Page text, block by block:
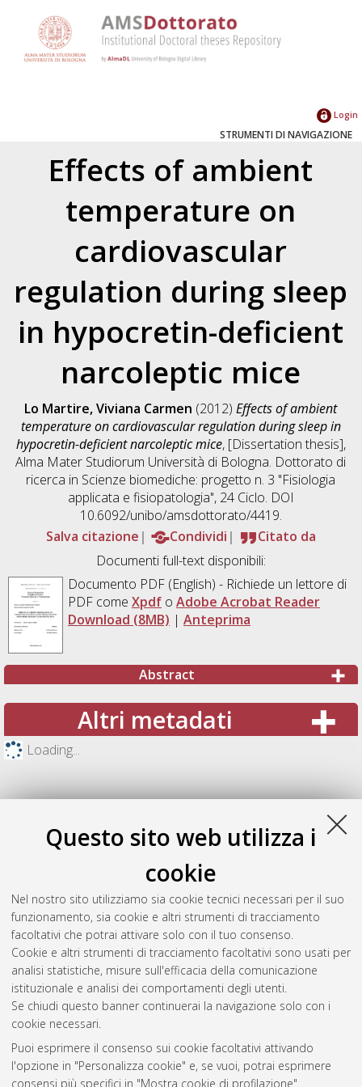
Questo sito web utilizza i
cookie
Nel nostro sito utilizziamo sia cookie tecnici necessari per il suo
funzionamento, sia cookie e altri strumenti di tracciamento
facoltativi che potrai attivare solo con il tuo consenso.
Cookie e altri strumenti di tracciamento facoltativi sono usati per
analisi statistiche, misure sull'efficacia della comunicazione
istituzionale e analisi dei comportamenti degli utenti.
Se chiudi questo banner continuerai la navigazione solo con i
cookie necessari.
Puoi esprimere il consenso sui cookie facoltativi attivando
l'opzione in "Personalizza cookie" e, se vuoi, potrai esprimere
consensi più specifici in "Mostra cookie di profilazione".
Login
STRUMENTI DI NAVIGAZIONE
Effects of ambient
temperature on
cardiovascular
regulation during sleep
in hypocretin-deficient
narcoleptic mice
Lo Martire, Viviana Carmen (2012)Effects of ambient
temperature on cardiovascular regulation during sleep in
hypocretin-deficient narcoleptic mice, [Dissertation thesis],
Alma Mater Studiorum Università di Bologna. Dottorato di
ricerca in Scienze biomediche: progetto n. 3 "Fisiologia
applicata e fisiopatologia", 24 Ciclo. DOI
10.6092/unibo/amsdottorato/4419.
Salva citazione
Condividi
Citato da
Documenti full-text disponibili:
Documento PDF(English) - Richiede un lettore di
PDF come Xpdfo Adobe Acrobat Reader
Download (8MB) | Anteprima
Abstract
Altri metadati
Loading...
Gestione del documento:
Atom
Rss 1.0